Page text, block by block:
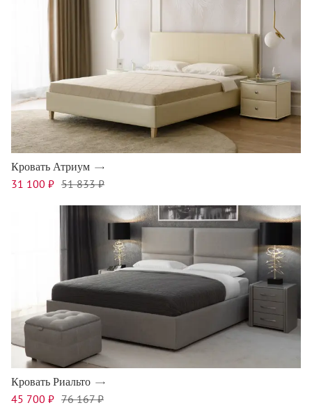
Кровать Атриум
31 100 ₽ 51 833 ₽
Кровать Риальто
45 700 ₽ 76 167 ₽